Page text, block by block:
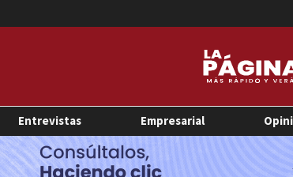
Entrevistas Empresarial